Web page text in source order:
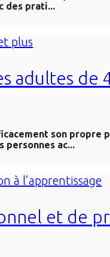
des prati...
adultes de
son propre
ac...
et de